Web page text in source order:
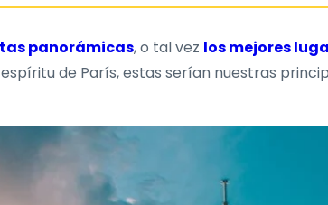
panorámicas, o tal vez los mejores
de París, estas serían nuestras